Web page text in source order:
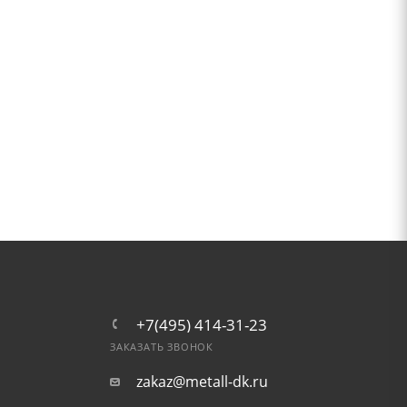
+7(495) 414-31-23
ЗАКАЗАТЬ ЗВОНОК
zakaz@metall-dk.ru